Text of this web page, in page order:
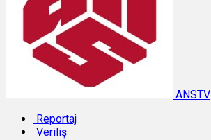
ANSTV
Reportaj
Veriliş